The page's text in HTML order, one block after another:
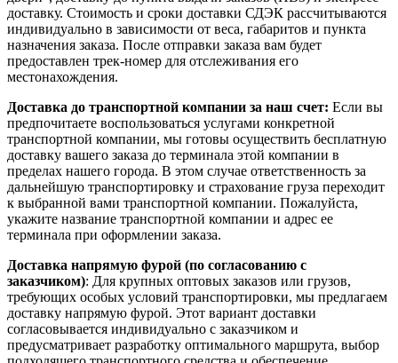
доставку. Стоимость и сроки доставки СДЭК рассчитываются
индивидуально в зависимости от веса, габаритов и пункта
назначения заказа. После отправки заказа вам будет
предоставлен трек-номер для отслеживания его
местонахождения.
Доставка до транспортной компании за наш счет: Если вы
предпочитаете воспользоваться услугами конкретной
транспортной компании, мы готовы осуществить бесплатную
доставку вашего заказа до терминала этой компании в
пределах нашего города. В этом случае ответственность за
дальнейшую транспортировку и страхование груза переходит
к выбранной вами транспортной компании. Пожалуйста,
укажите название транспортной компании и адрес ее
терминала при оформлении заказа.
Доставка напрямую фурой (по согласованию с
заказчиком): Для крупных оптовых заказов или грузов,
требующих особых условий транспортировки, мы предлагаем
доставку напрямую фурой. Этот вариант доставки
согласовывается индивидуально с заказчиком и
предусматривает разработку оптимального маршрута, выбор